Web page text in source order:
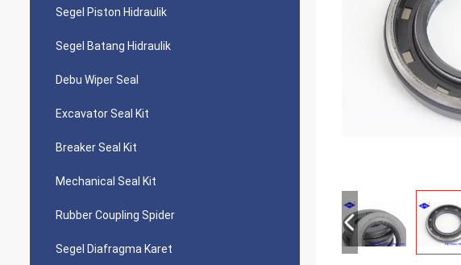
Segel Piston Hidraulik
Segel Batang Hidraulik
Debu Wiper Seal
Excavator Seal Kit
Breaker Seal Kit
Mechanical Seal Kit
Rubber Coupling Spider
Segel Diafragma Karet